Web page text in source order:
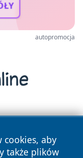
autopromocja
cookies, aby
także plików